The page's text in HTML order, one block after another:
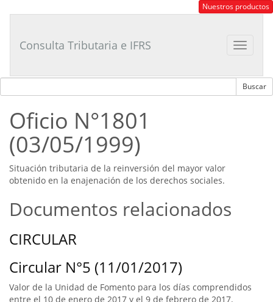
Tributario
Nuestros productos
Toggle
Consulta Tributaria e IFRS
Oficio N°1801
(03/05/1999)
Situación tributaria de la reinversión del mayor valor
obtenido en la enajenación de los derechos sociales.
Documentos relacionados
CIRCULAR
Circular N°5 (11/01/2017)
Valor de la Unidad de Fomento para los días comprendidos
entre el 10 de enero de 2017 y el 9 de febrero de 2017.